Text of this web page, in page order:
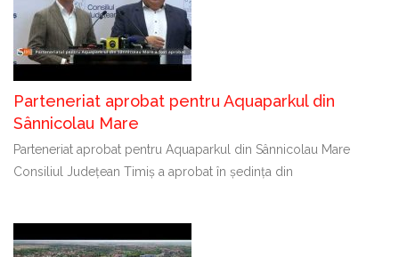
Parteneriat aprobat pentru Aquaparkul din
Sânnicolau Mare
Parteneriat aprobat pentru Aquaparkul din Sânnicolau Mare
Consiliul Județean Timiș a aprobat în ședința din